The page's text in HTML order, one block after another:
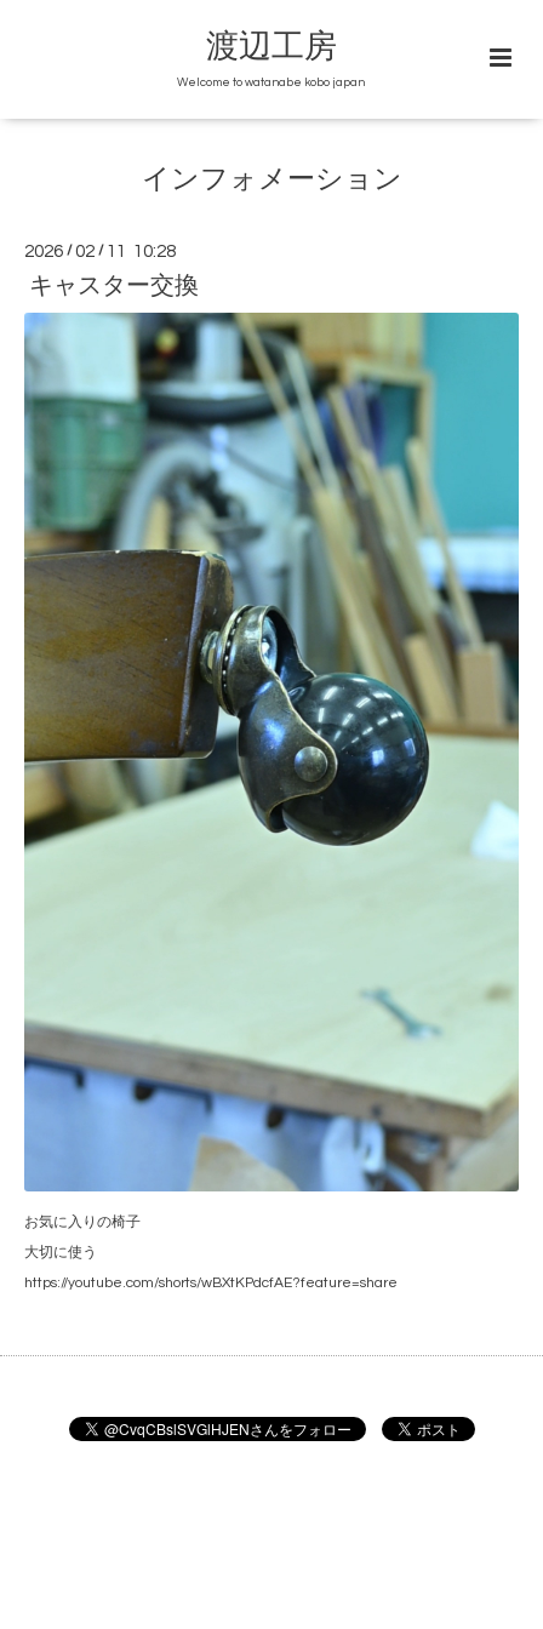
渡辺工房
Welcome to watanabe kobo japan
インフォメーション
2026 /02 / 11 10:28
キャスター交換
お気に入りの椅子
大切に使う
https://youtube.com/shorts/wBXtKPdcfAE?feature=share